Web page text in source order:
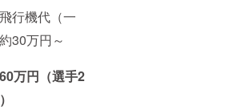
行機代（一
30万円～
万円（選手2